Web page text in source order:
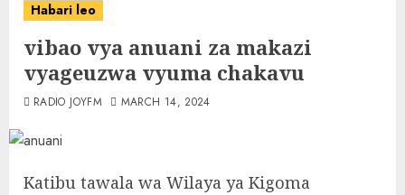
Habari leo
vibao vya anuani za makazi
vyageuzwa vyuma chakavu
RADIO JOYFM MARCH 14, 2024
Katibu tawala wa Wilaya ya Kigoma